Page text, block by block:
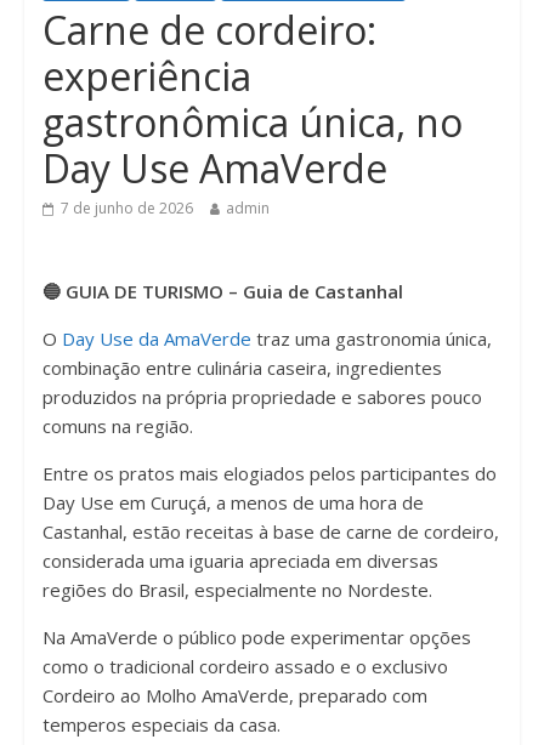
Carne de cordeiro:
experiência
gastronômica única, no
Day Use AmaVerde
7 de junho de 2026 admin
🔵 GUIA DE TURISMO – Guia de Castanhal
O Day Use da AmaVerde traz uma gastronomia única,
combinação entre culinária caseira, ingredientes
produzidos na própria propriedade e sabores pouco
comuns na região.
Entre os pratos mais elogiados pelos participantes do
Day Use em Curuçá, a menos de uma hora de
Castanhal, estão receitas à base de carne de cordeiro,
considerada uma iguaria apreciada em diversas
regiões do Brasil, especialmente no Nordeste.
Na AmaVerde o público pode experimentar opções
como o tradicional cordeiro assado e o exclusivo
Cordeiro ao Molho AmaVerde, preparado com
temperos especiais da casa.